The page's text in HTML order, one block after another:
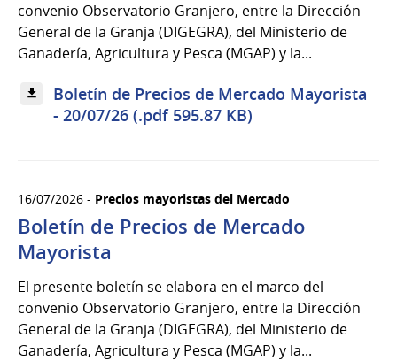
convenio Observatorio Granjero, entre la Dirección
General de la Granja (DIGEGRA), del Ministerio de
Ganadería, Agricultura y Pesca (MGAP) y la...
Boletín de Precios de Mercado Mayorista
- 20/07/26 (.pdf 595.87 KB)
16/07/2026 - Precios mayoristas del Mercado
Boletín de Precios de Mercado
Mayorista
El presente boletín se elabora en el marco del
convenio Observatorio Granjero, entre la Dirección
General de la Granja (DIGEGRA), del Ministerio de
Ganadería, Agricultura y Pesca (MGAP) y la...